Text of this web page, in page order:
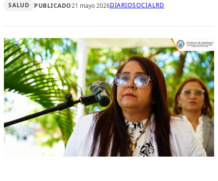
SALUD PUBLICADO21 mayo 2026DIARIOSOCIALRD